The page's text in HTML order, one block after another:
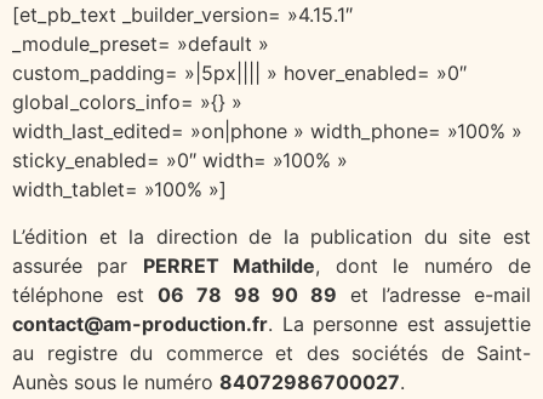
[et_pb_text _builder_version= »4.15.1″
_module_preset= »default »
custom_padding= »|5px|||| » hover_enabled= »0″
global_colors_info= »{} »
width_last_edited= »on|phone » width_phone= »100% »
sticky_enabled= »0″ width= »100% »
width_tablet= »100% »]
L’édition et la direction de la publication du site est
assurée par PERRET Mathilde, dont le numéro de
téléphone est 06 78 98 90 89 et l’adresse e-mail
contact@am-production.fr. La personne est assujettie
au registre du commerce et des sociétés de Saint-
Aunès sous le numéro 84072986700027.